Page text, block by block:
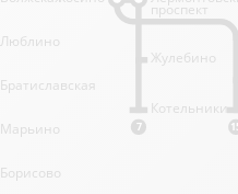
7
проспект
Жулебино
Котельники
Люблино
Братиславская
Марьино
Борисово